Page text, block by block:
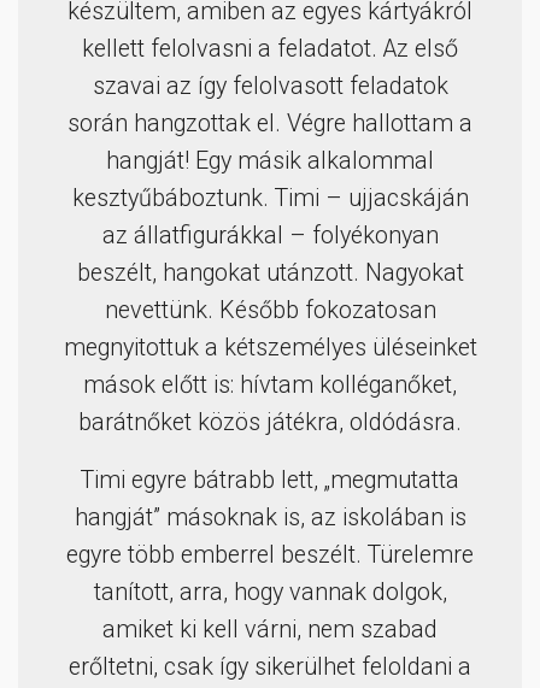
készültem, amiben az egyes kártyákról
kellett felolvasni a feladatot. Az első
szavai az így felolvasott feladatok
során hangzottak el. Végre hallottam a
hangját! Egy másik alkalommal
kesztyűbáboztunk. Timi – ujjacskáján
az állatfigurákkal – folyékonyan
beszélt, hangokat utánzott. Nagyokat
nevettünk. Később fokozatosan
megnyitottuk a kétszemélyes üléseinket
mások előtt is: hívtam kolléganőket,
barátnőket közös játékra, oldódásra.
Timi egyre bátrabb lett, „megmutatta
hangját” másoknak is, az iskolában is
egyre több emberrel beszélt. Türelemre
tanított, arra, hogy vannak dolgok,
amiket ki kell várni, nem szabad
erőltetni, csak így sikerülhet feloldani a